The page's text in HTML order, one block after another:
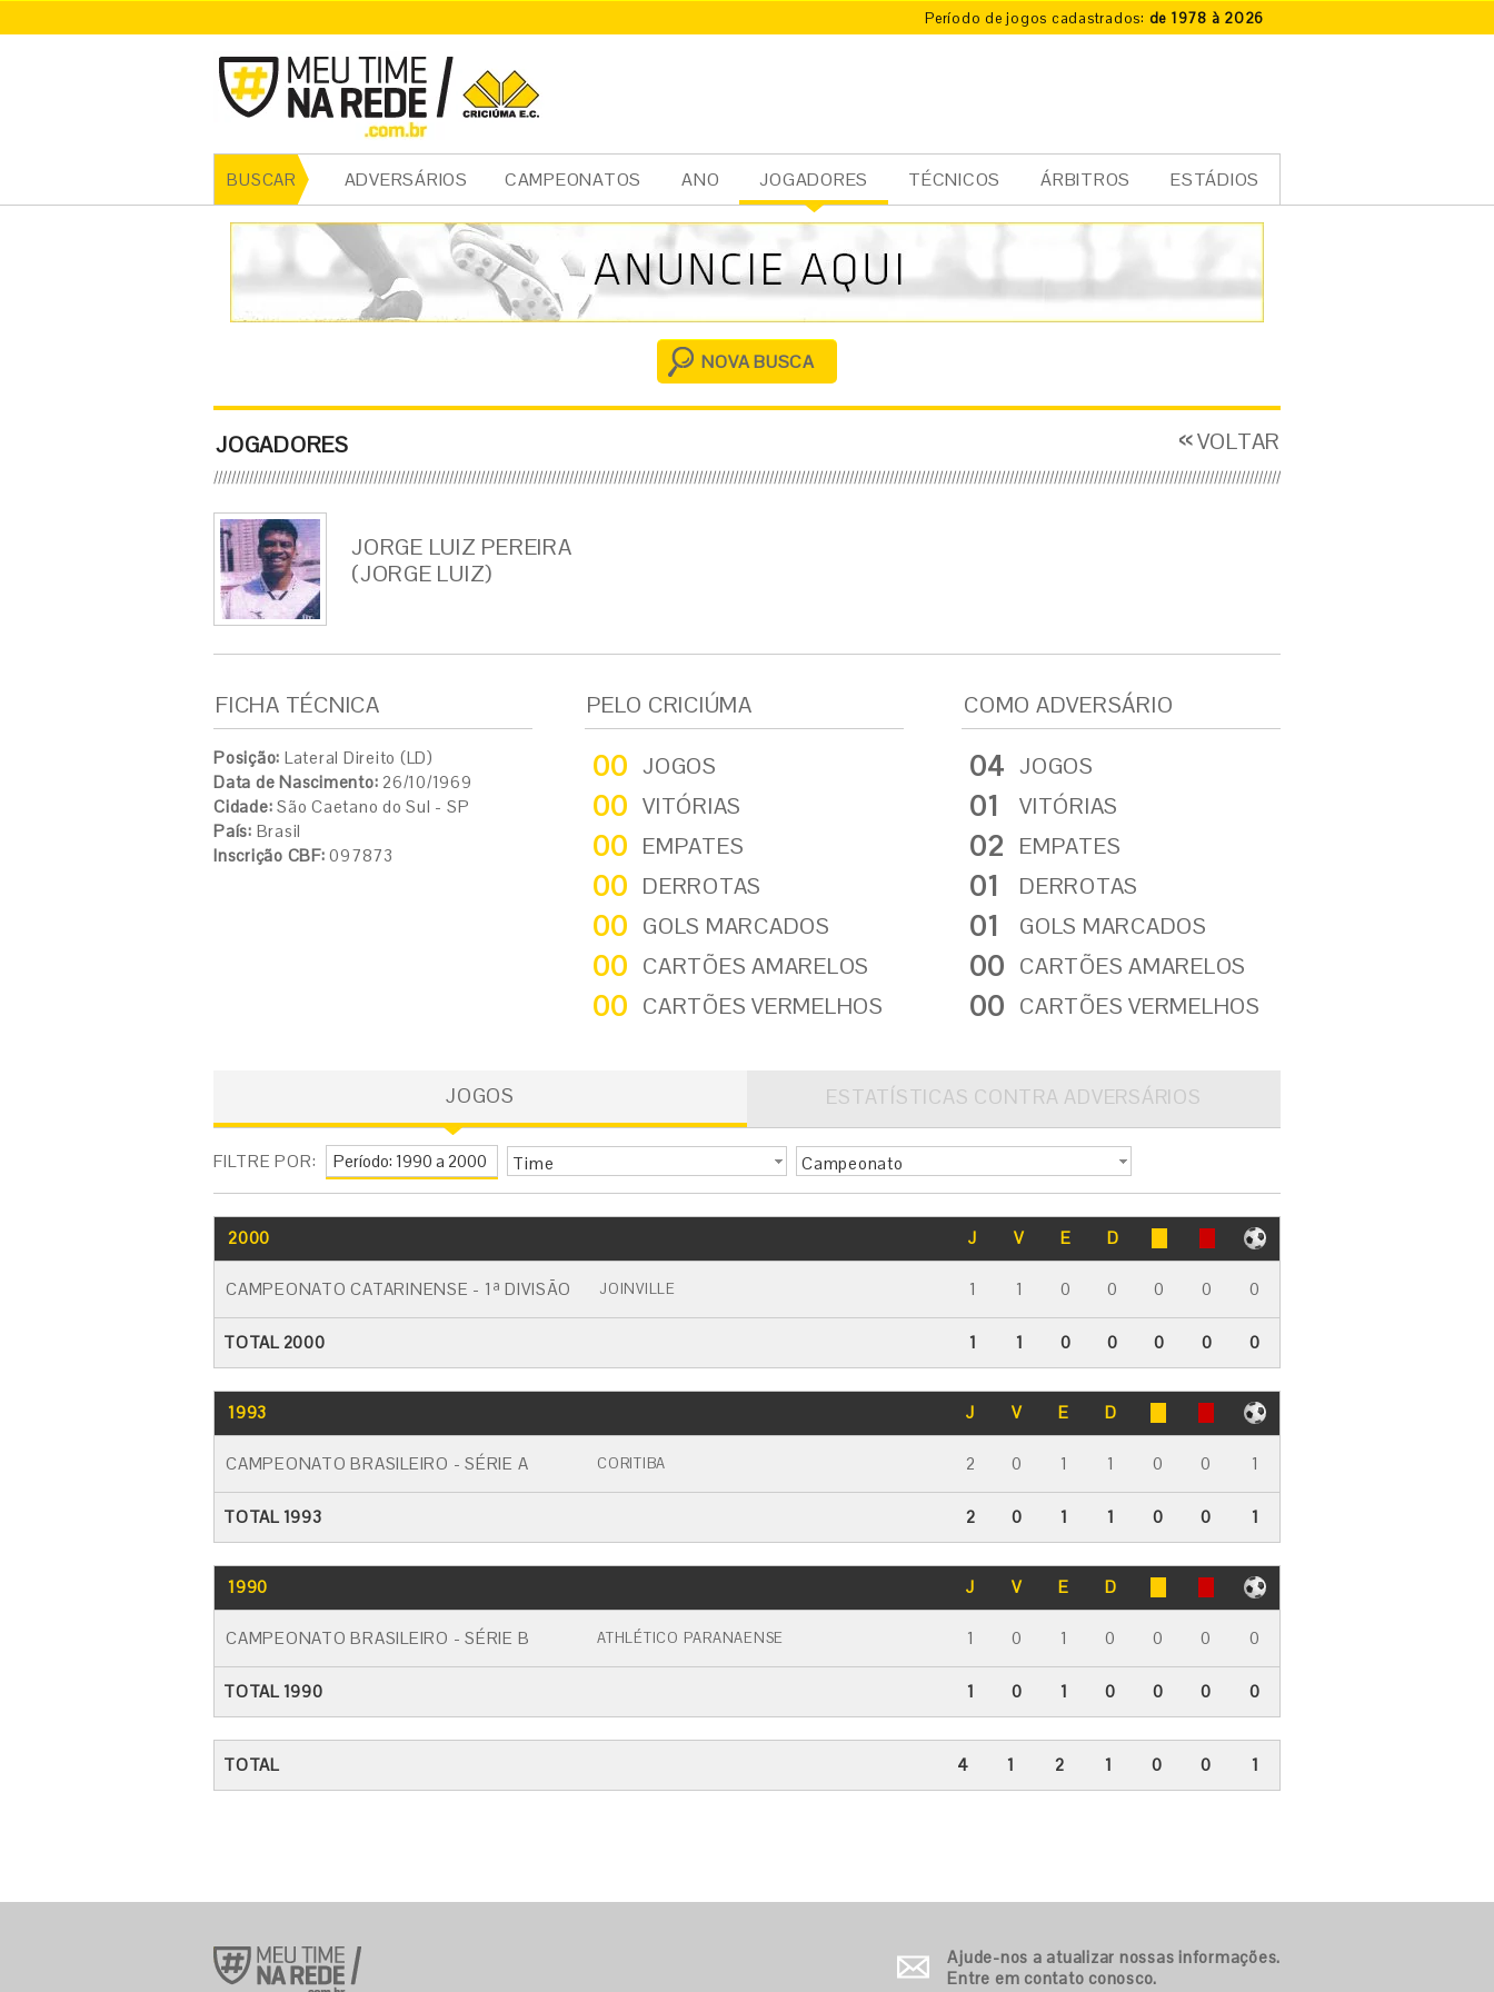
Período de jogos cadastrados: de 1978 à 2026
BUSCAR ADVERSÁRIOS CAMPEONATOS ANO JOGADORES TÉCNICOS ÁRBITROS ESTÁDIOS
cia
l
NOVA BUSCA
JOGADORES VOLTAR
JORGE LUIZ PEREIRA
(JORGE LUIZ)
FICHA TÉCNICA
Posição: Lateral Direito (LD)
Data de Nascimento: 26/10/1969
Cidade: São Caetano do Sul - SP
País: Brasil
Inscrição CBF: 097873
PELO CRICIÚMA
00 JOGOS
00 VITÓRIAS
00 EMPATES
00 DERROTAS
00 GOLS MARCADOS
00 CARTÕES AMARELOS
00 CARTÕES VERMELHOS
COMO ADVERSÁRIO
04 JOGOS
01 VITÓRIAS
02 EMPATES
01 DERROTAS
01 GOLS MARCADOS
00 CARTÕES AMARELOS
00 CARTÕES VERMELHOS
JOGOS ESTATÍSTICAS CONTRA ADVERSÁRIOS
FILTRE POR: Time Campeonato
2000 J V E D
CAMPEONATO CATARINENSE - 1ª DIVISÃO JOINVILLE 1 1 0 0 0 0 0
TOTAL 2000 1 1 0 0 0 0 0
1993 J V E D
CAMPEONATO BRASILEIRO - SÉRIE A CORITIBA 2 0 1 1 0 0 1
TOTAL 1993 2 0 1 1 0 0 1
1990 J V E D
CAMPEONATO BRASILEIRO - SÉRIE B ATHLÉTICO PARANAENSE 1 0 1 0 0 0 0
TOTAL 1990 1 0 1 0 0 0 0
TOTAL 4 1 2 1 0 0 1
Ajude-nos a atualizar nossas informações.
Entre em contato conosco.